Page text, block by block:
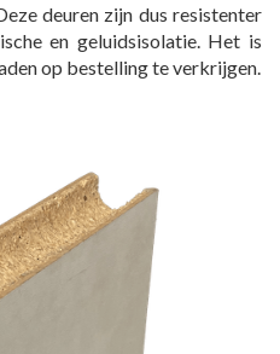
deuren zijn dus resistenter
en geluidsisolatie. Het is
op bestelling te verkrijgen.